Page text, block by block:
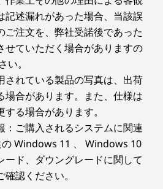
(6列)、84キー (Fnキー、PgUpキ
キー、Copilot キー)、JIS配
業環境をサポートします。こう
の配慮により、画面の前で長時
ッショナルにも最適なノート
インチ AMD) ノートPCは、移
クに十分な耐久性があります
V14 Gen 6 (14インチ AMD)
の使用や移動の多いワークス
されています。 洗練された薄
り、高い携帯性を実現していま
省が定める MIL-STD-810H
ストをクリアしており、温度
記述漏れがあった場合、当該誤
ご注文を、弊社受諾後であった
せていただく場合がありますの
。
れている製品の写真は、出荷
場合があります。また、仕様は
る場合があります。
：ご購入されるシステムに関連
Windows 11 、 Windows 10
ード、ダウングレードに関して
確認ください。